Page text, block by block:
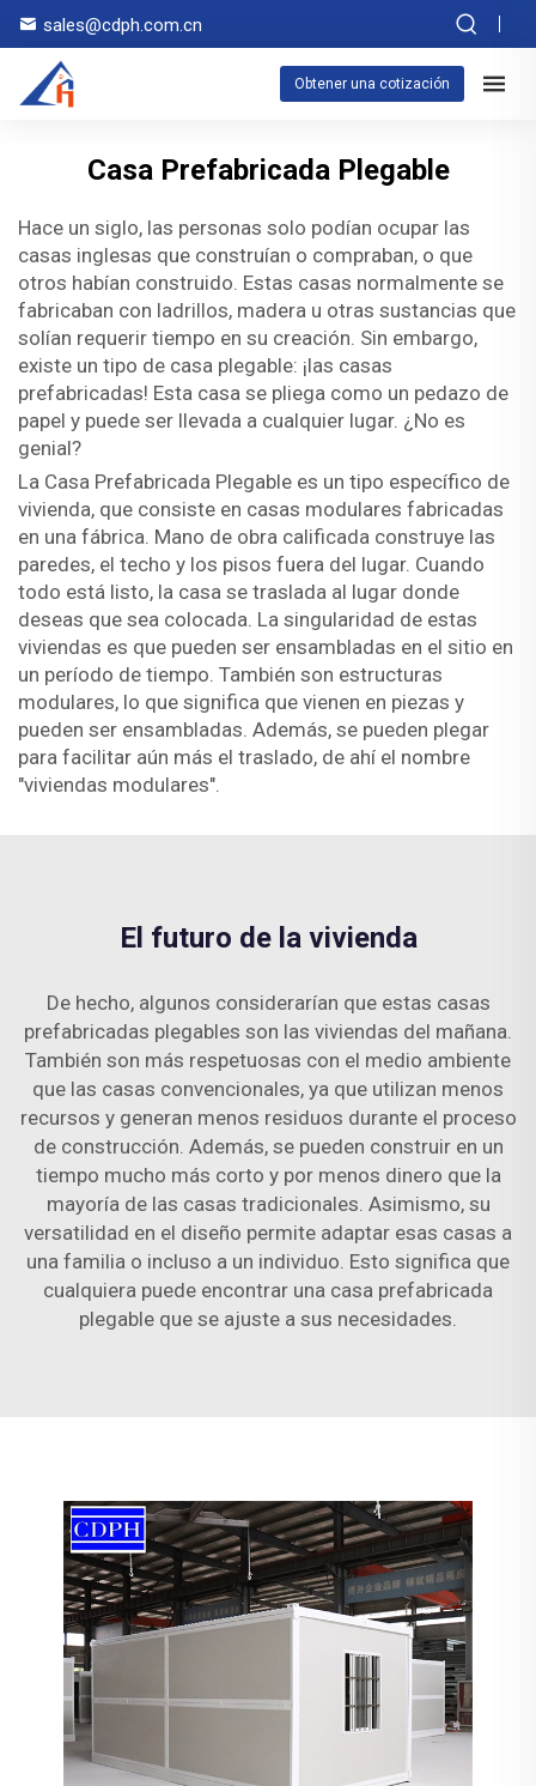
sales@cdph.com.cn
Obtener una cotización
Casa Prefabricada Plegable
Hace un siglo, las personas solo podían ocupar las
casas inglesas que construían o compraban, o que
otros habían construido. Estas casas normalmente se
fabricaban con ladrillos, madera u otras sustancias que
solían requerir tiempo en su creación. Sin embargo,
existe un tipo de casa plegable: ¡las casas
prefabricadas! Esta casa se pliega como un pedazo de
papel y puede ser llevada a cualquier lugar. ¿No es
genial?
La Casa Prefabricada Plegable es un tipo específico de
vivienda, que consiste en casas modulares fabricadas
en una fábrica. Mano de obra calificada construye las
paredes, el techo y los pisos fuera del lugar. Cuando
todo está listo, la casa se traslada al lugar donde
deseas que sea colocada. La singularidad de estas
viviendas es que pueden ser ensambladas en el sitio en
un período de tiempo. También son estructuras
modulares, lo que significa que vienen en piezas y
pueden ser ensambladas. Además, se pueden plegar
para facilitar aún más el traslado, de ahí el nombre
"viviendas modulares".
El futuro de la vivienda
De hecho, algunos considerarían que estas casas
prefabricadas plegables son las viviendas del mañana.
También son más respetuosas con el medio ambiente
que las casas convencionales, ya que utilizan menos
recursos y generan menos residuos durante el proceso
de construcción. Además, se pueden construir en un
tiempo mucho más corto y por menos dinero que la
mayoría de las casas tradicionales. Asimismo, su
versatilidad en el diseño permite adaptar esas casas a
una familia o incluso a un individuo. Esto significa que
cualquiera puede encontrar una casa prefabricada
plegable que se ajuste a sus necesidades.